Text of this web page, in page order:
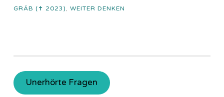
GRÄB (✝ 2023), WEITER DENKEN
Unerhörte Fragen